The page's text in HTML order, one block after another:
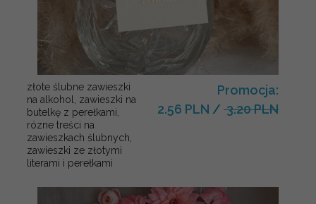
złote ślubne zawieszki
na alkohol, zawieszki na
butelkę z perełkami,
rózne treści na
zawieszkach ślubnych,
zawieszki ze złotymi
literami i perełkami
Promocja:
2.56 PLN / 3.20 PLN